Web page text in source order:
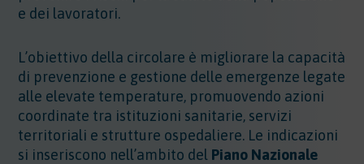
e dei lavoratori.
L’obiettivo della circolare è migliorare la capacità
di prevenzione e gestione delle emergenze legate
alle elevate temperature, promuovendo azioni
coordinate tra istituzioni sanitarie, servizi
territoriali e strutture ospedaliere. Le indicazioni
si inseriscono nell’ambito del Piano Nazionale